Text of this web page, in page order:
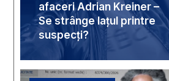
afaceri Adrian Kreiner –
Se strânge lațul printre
suspecți?